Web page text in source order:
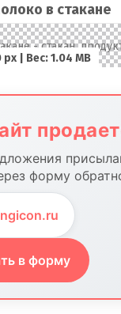
в стакане
| Вес: 1.04 MB
форму
в форму